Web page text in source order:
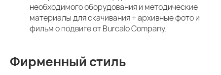
необходимого оборудования и методические
материалы для скачивания + архивные фото и
фильм о подвиге от Burcalo Company.
Фирменный стиль